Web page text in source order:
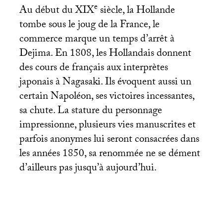
Au début duXIXesiècle, la Hollande
tombe sous le joug de la France, le
commerce marque un temps d’arrêt à
Dejima. En 1808, les Hollandais donnent
des cours de français aux interprètes
japonais à Nagasaki. Ils évoquent aussi un
certain Napoléon, ses victoires incessantes,
sa chute. La stature du personnage
impressionne, plusieurs vies manuscrites et
parfois anonymes lui seront consacrées dans
les années 1850, sa renommée ne se dément
d’ailleurs pas jusqu’à aujourd’hui.